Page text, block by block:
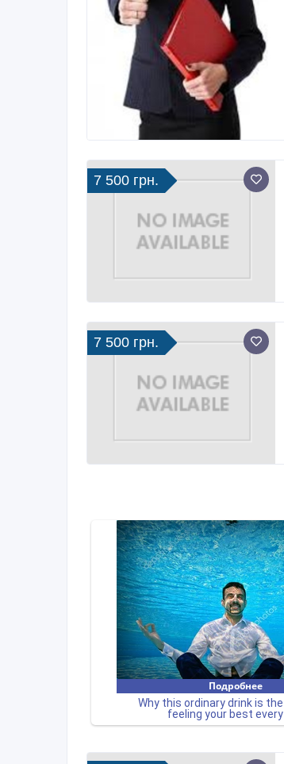
7 500 грн.
7 500 грн.